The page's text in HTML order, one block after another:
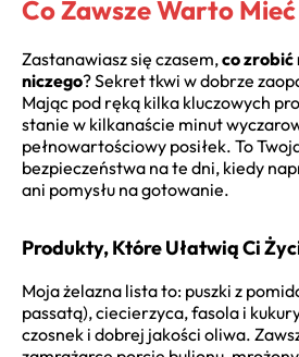
Co Zawsze Warto
Zastanawiasz się czasem,co zrobić
niczego? Sekret tkwi w dobrze
Mając pod ręką kilka kluczowych
stanie w kilkanaście minut
pełnowartościowy posiłek. To
bezpieczeństwa na te dni, kiedy
ani pomysłu na gotowanie.
Produkty, Które Ułatwią Ci
Moja żelazna lista to: puszki z
passatą), ciecierzyca, fasola i
czosnek i dobrej jakości oliwa.